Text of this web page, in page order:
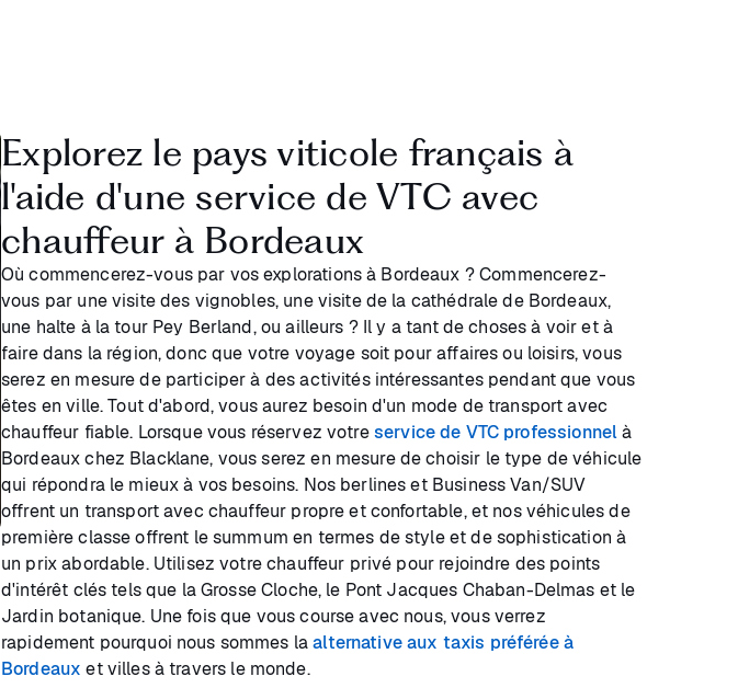
Explorez le pays viticole français à
l'aide d'une service de VTC avec
chauffeur à Bordeaux
Où commencerez-vous par vos explorations à Bordeaux ? Commencerez-
vous par une visite des vignobles, une visite de la cathédrale de Bordeaux,
une halte à la tour Pey Berland, ou ailleurs ? Il y a tant de choses à voir et à
faire dans la région, donc que votre voyage soit pour affaires ou loisirs, vous
serez en mesure de participer à des activités intéressantes pendant que vous
êtes en ville. Tout d'abord, vous aurez besoin d'un mode de transport avec
chauffeur fiable. Lorsque vous réservez votreservice de VTC professionnelà
Bordeaux chez Blacklane, vous serez en mesure de choisir le type de véhicule
qui répondra le mieux à vos besoins. Nos berlines et Business Van/SUV
offrent un transport avec chauffeur propre et confortable, et nos véhicules de
première classe offrent le summum en termes de style et de sophistication à
un prix abordable. Utilisez votre chauffeur privé pour rejoindre des points
d'intérêt clés tels que la Grosse Cloche, le Pont Jacques Chaban-Delmas et le
Jardin botanique. Une fois que vous course avec nous, vous verrez
rapidement pourquoi nous sommes laalternative aux taxis préférée à
Bordeaux et villes à travers le monde.